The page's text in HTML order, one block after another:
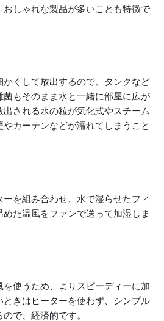
おしゃれな製品が多いことも特徴で
かくして放出するので、タンクなど
菌もそのまま水と一緒に部屋に広が
される水の粒が気化式やスチーム
カーテンなどが濡れてしまうこと
を組み合わせ、水で湿らせたフィ
た温風をファンで送って加湿しま
使うため、よりスピーディーに加
きはヒーターを使わず、シンプル
で、経済的です。